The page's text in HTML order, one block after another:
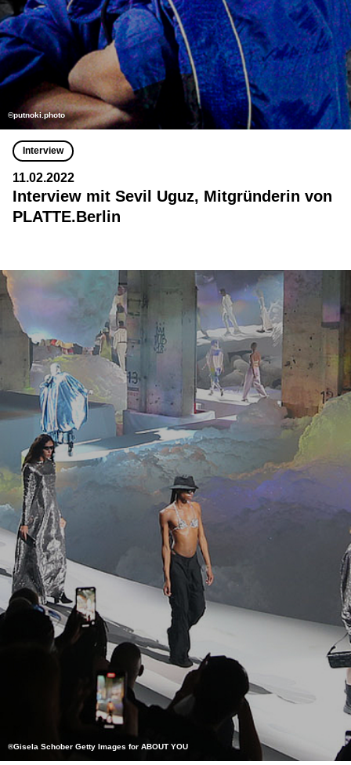
©putnoki.photo
Interview
11.02.2022
Interview mit Sevil Uguz, Mitgründerin von
PLATTE.Berlin
®Gisela Schober Getty Images for ABOUT YOU